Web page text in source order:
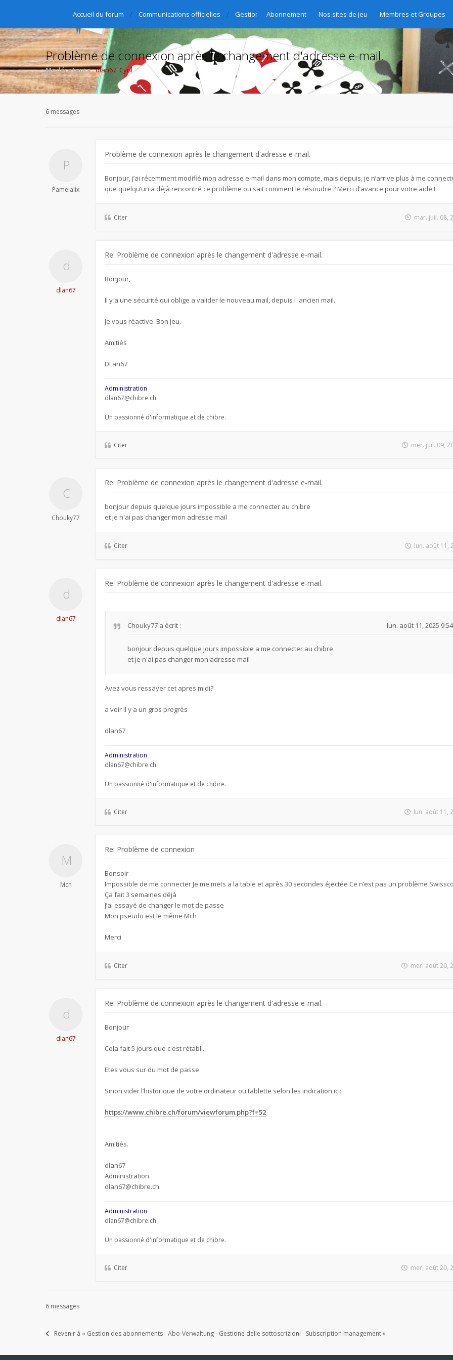
Abonnement Nos sites de jeu Membres et Groupes
Accueil du forum Communications officielles Gestion des abonnements - Abo-Verwaltung - Gestione delle
Problème de connexion après le changement d'adresse e-mail.
Modérateurs :dlan67, Cyril
6 messages
Pamelalix
Problème de connexion après le changement d'adresse e-mail.
Bonjour, j’ai récemment modifié mon adresse e-mail dans mon compte, mais depuis, je n’arrive plus à me
que quelqu’un a déjà rencontré ce problème ou sait comment le résoudre ? Merci d’avance pour votre aide !
Citer mar. juil. 08,
dlan67
Re: Problème de connexion après le changement d'adresse e-mail.
Bonjour,
Il y a une sécurité qui oblige a valider le nouveau mail, depuis l 'ancien mail.
Je vous réactive. Bon jeu.
Amitiés
DLan67
Administration
dlan67@chibre.ch
Un passionné d'informatique et de chibre.
Citer mer. juil. 09,
Chouky77
Re: Problème de connexion après le changement d'adresse e-mail.
bonjour depuis quelque jours impossible a me connecter au chibre
et je n'ai pas changer mon adresse mail
Citer lun. août 11,
dlan67
Re: Problème de connexion après le changement d'adresse e-mail.
Chouky77 a écrit : lun. août 11, 2025
bonjour depuis quelque jours impossible a me connecter au chibre
et je n'ai pas changer mon adresse mail
Avez vous ressayer cet apres midi?
a voir il y a un gros progrès
dlan67
Administration
dlan67@chibre.ch
Un passionné d'informatique et de chibre.
Citer lun. août 11,
Mch
Re: Problème de connexion
Bonsoir
Impossible de me connecter Je me mets a la table et après 30 secondes éjectée Ce n’est pas un problème
Ça fait 3 semaines déjà
J’ai essayé de changer le mot de passe
Mon pseudo est le même Mch
Merci
Citer mer. août 20,
dlan67
Re: Problème de connexion après le changement d'adresse e-mail.
Bonjour
Cela fait 5 jours que c est rétabli.
Etes vous sur du mot de passe
Sinon vider l’historique de votre ordinateur ou tablette selon les indication ici:
https://www.chibre.ch/forum/viewforum.php?f=52
Amitiés.
dlan67
Administration
dlan67@chibre.ch
Administration
dlan67@chibre.ch
Un passionné d'informatique et de chibre.
Citer mer. août 20,
6 messages
Revenir à « Gestion des abonnements - Abo-Verwaltung - Gestione delle sottoscrizioni - Subscription management »